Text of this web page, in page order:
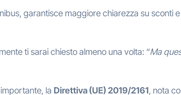
garantisce maggiore chiarezza su sconti
ti sarai chiesto almeno una volta: “Ma
la Direttiva (UE) 2019/2161, nota